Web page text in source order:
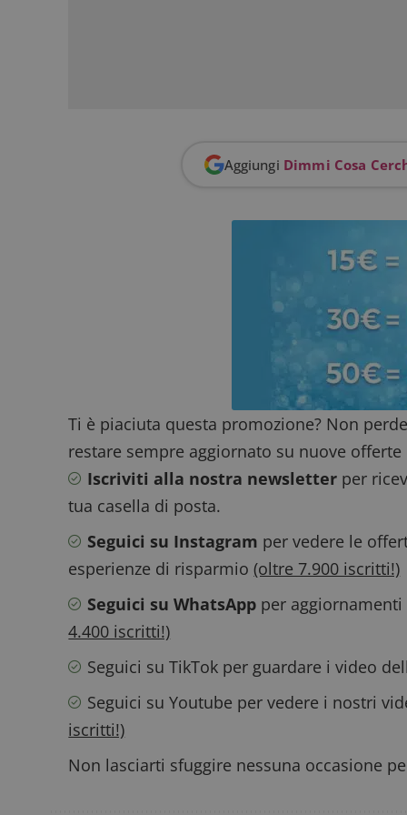
Aggiungi Dimmi Cosa
Ti è piaciuta questa promozione? Non
restare sempre aggiornato su nuove
Iscriviti alla nostra newsletter per
tua casella di posta.
Seguici su Instagram per vedere le
esperienze di risparmio(oltre 7.900 iscritti!)
Seguici su WhatsApp per
4.400 iscritti!)
Seguici su TikTok per guardare i video
Seguici su Youtube per vedere i nostri
iscritti!)
Non lasciarti sfuggire nessuna occasione
Nome
_pk_id.1.938b
_pk_ses.1.938b
Nome